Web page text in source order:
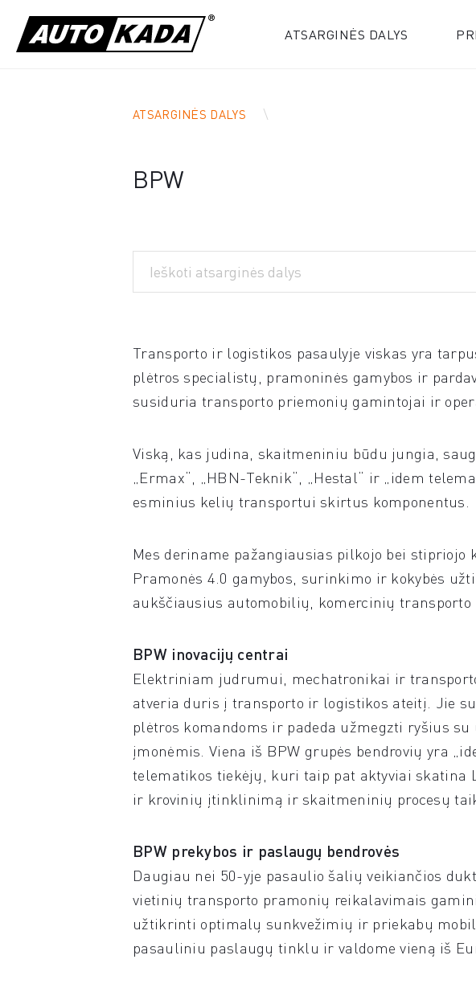
ATSARGINĖS DALYS
ATSARGINĖS DALYS
BPW
Transporto ir logistikos pasaulyje viskas yra
plėtros specialistų, pramoninės gamybos ir
susiduria transporto priemonių gamintojai ir
Viską, kas judina, skaitmeniniu būdu jungia,
„Ermax“, „HBN-Teknik“, „Hestal“ ir „idem
esminius kelių transportui skirtus komponentus.
Mes deriname pažangiausias pilkojo bei
Pramonės 4.0 gamybos, surinkimo ir kokybės
aukščiausius automobilių, komercinių
BPW inovacijų centrai
Elektriniam judrumui, mechatronikai ir
atveria duris į transporto ir logistikos ateitį. Jie
plėtros komandoms ir padeda užmegzti ryšius
įmonėmis. Viena iš BPW grupės bendrovių yra
telematikos tiekėjų, kuri taip pat aktyviai
ir krovinių įtinklinimą ir skaitmeninių procesų
BPW prekybos ir paslaugų bendrovės
Daugiau nei 50-yje pasaulio šalių veikiančios
vietinių transporto pramonių reikalavimais
užtikrinti optimalų sunkvežimių ir priekabų
pasauliniu paslaugų tinklu ir valdome vieną iš